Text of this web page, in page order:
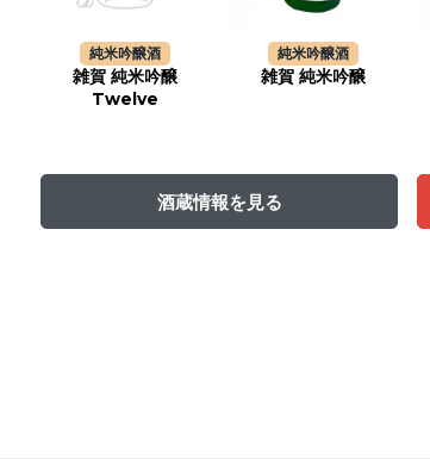
純米吟醸酒
雑賀 純米吟醸
Twelve
純米吟醸酒
雑賀 純米吟醸
酒蔵情報を見る